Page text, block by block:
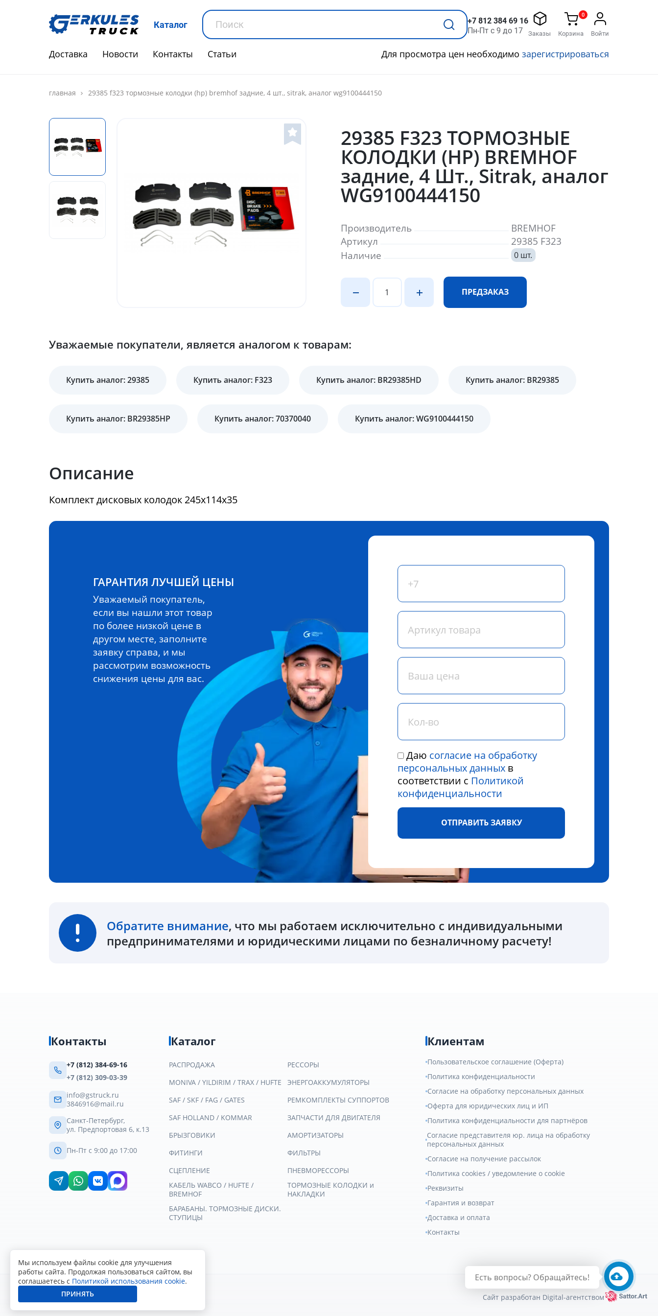
Есть вопросы? Обращайтесь!
Каталог
+7 812 384 69 16
Пн-Пт с 9 до 17
Заказы
0
Корзина Войти
Доставка Новости Контакты Статьи Для просмотра цен необходимо зарегистрироваться
главная 29385 f323 тормозные колодки (hp) bremhof задние, 4 шт., sitrak, аналог wg9100444150
29385 F323 ТОРМОЗНЫЕ
КОЛОДКИ (HP) BREMHOF
задние, 4 Шт., Sitrak, аналог
WG9100444150
Производитель
BREMHOF
Артикул
29385 F323
Наличие
0 шт.
ПРЕДЗАКАЗ
Уважаемые покупатели, является аналогом к товарам:
Купить аналог: 29385 Купить аналог: F323 Купить аналог: BR29385HD Купить аналог: BR29385
Купить аналог: BR29385HP Купить аналог: 70370040 Купить аналог: WG9100444150
Описание
Комплект дисковых колодок 245x114x35
ГАРАНТИЯ ЛУЧШЕЙ ЦЕНЫ
Уважаемый покупатель,
если вы нашли этот товар
по более низкой цене в
другом месте, заполните
заявку справа, и мы
рассмотрим возможность
снижения цены для вас.
Даю согласие на обработку
персональных данных в
соответствии с Политикой
конфиденциальности
ОТПРАВИТЬ ЗАЯВКУ
Обратите внимание, что мы работаем исключительно с индивидуальными
предпринимателями и юридическими лицами по безналичному расчету!
Контакты
+7 (812) 384-69-16
+7 (812) 309-03-39
info@gstruck.ru
3846916@mail.ru
Санкт-Петербург,
ул. Предпортовая 6, к.13
Пн-Пт с 9:00 до 17:00
Каталог
РАСПРОДАЖА
MONIVA / YILDIRIM / TRAX / HUFTE
SAF / SKF / FAG / GATES
SAF HOLLAND / KOMMAR
БРЫЗГОВИКИ
ФИТИНГИ
СЦЕПЛЕНИЕ
КАБЕЛЬ WABCO / HUFTE /
BREMHOF
БАРАБАНЫ. ТОРМОЗНЫЕ ДИСКИ.
СТУПИЦЫ
РЕССОРЫ
ЭНЕРГОАККУМУЛЯТОРЫ
РЕМКОМПЛЕКТЫ СУППОРТОВ
ЗАПЧАСТИ ДЛЯ ДВИГАТЕЛЯ
АМОРТИЗАТОРЫ
ФИЛЬТРЫ
ПНЕВМОРЕССОРЫ
ТОРМОЗНЫЕ КОЛОДКИ и
НАКЛАДКИ
Клиентам
Пользовательское соглашение (Оферта)
Политика конфиденциальности
Согласие на обработку персональных данных
Оферта для юридических лиц и ИП
Политика конфиденциальности для партнёров
Согласие представителя юр. лица на обработку
персональных данных
Согласие на получение рассылок
Политика cookies / уведомление о cookie
Реквизиты
Гарантия и возврат
Доставка и оплата
Контакты
Геркулес Трак Сайт разработан Digital-агентством
Мы используем файлы cookie для улучшения
работы сайта. Продолжая пользоваться сайтом, вы
соглашаетесь с Политикой использования cookie.
ПРИНЯТЬ